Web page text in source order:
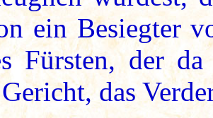
ein Besiegter
Fürsten, der
das